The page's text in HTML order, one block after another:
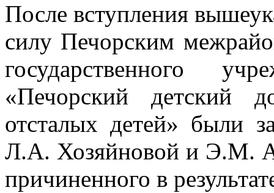
После вступления
силу Печорским
государственного
«Печорский детский
отсталых детей» были
Л.А. Хозяйновой и Э.М.
причиненного в